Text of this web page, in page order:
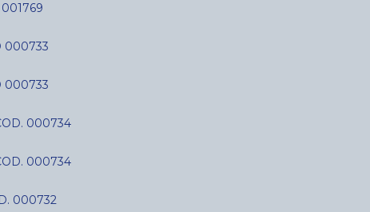
000733
000733
000734
000734
000732